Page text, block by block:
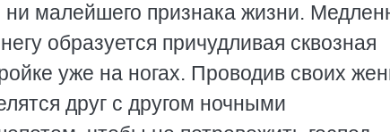
малейшего признака жизни.
образуется причудливая сквозная
уже на ногах. Проводив своих
друг с другом ночными